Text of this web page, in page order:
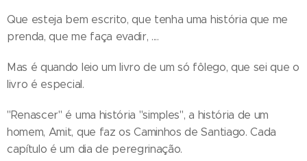
Que esteja bem escrito, que tenha uma história que me
prenda, que me faça evadir, ....
Mas é quando leio um livro de um só fôlego, que sei que o
livro é especial.
"Renascer" é uma história "simples", a história de um
homem, Amit, que faz os Caminhos de Santiago. Cada
capítulo é um dia de peregrinação.